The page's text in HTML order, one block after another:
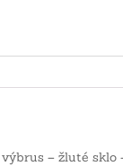
– žluté sklo